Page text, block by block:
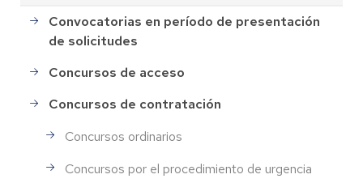
Convocatorias en período de presentación
de solicitudes
Concursos de acceso
Concursos de contratación
Concursos ordinarios
Concursos por el procedimiento de urgencia